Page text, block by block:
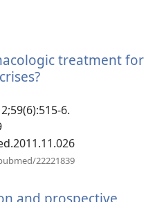
treatment for
Fenster)
6.
22221839